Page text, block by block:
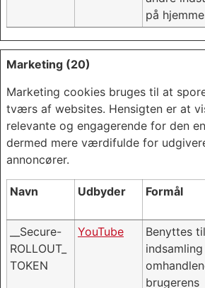
på
Marketing (20)
Marketing cookies bruges til at
tværs af websites. Hensigten er at
relevante og engagerende for den
dermed mere værdifulde for
annoncører.
Navn Udbyder Formål
__Secure-
ROLLOUT_
TOKEN
YouTube
Benyttes til
brugerens